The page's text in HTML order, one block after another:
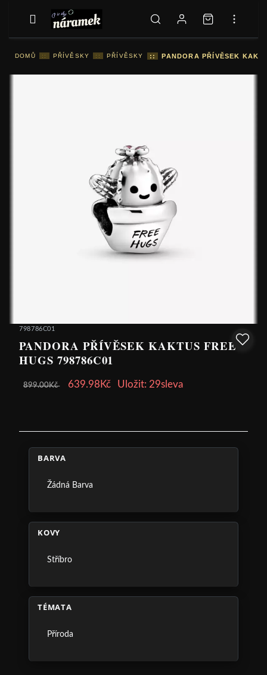
DOMŮ :: PŘÍVĚSKY :: PŘÍVĚSKY :: PANDORA PŘÍVĚSEK
798786C01
PANDORA PŘÍVĚSEK KAKTUS FREE
HUGS 798786C01
899.00Kč 639.98Kč Uložit: 29sleva
BARVA
Žádná Barva
KOVY
Stříbro
TÉMATA
Příroda